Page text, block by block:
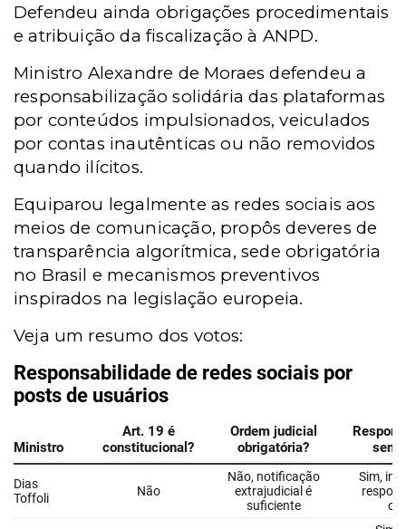
Defendeu ainda obrigações procedimentais
e atribuição da fiscalização à ANPD.
Ministro Alexandre de Moraes defendeu a
responsabilização solidária das plataformas
por conteúdos impulsionados, veiculados
por contas inautênticas ou não removidos
quando ilícitos.
Equiparou legalmente as redes sociais aos
meios de comunicação, propôs deveres de
transparência algorítmica, sede obrigatória
no Brasil e mecanismos preventivos
inspirados na legislação europeia.
Veja um resumo dos votos: